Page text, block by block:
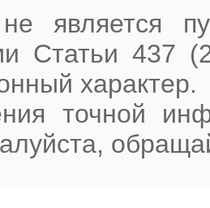
является
Статьи 437
характер.
точной